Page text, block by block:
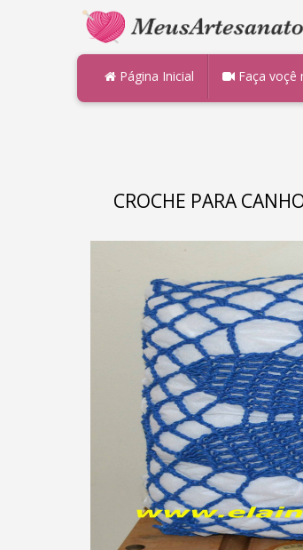
Página Inicial Faça voçê
CROCHE PARA